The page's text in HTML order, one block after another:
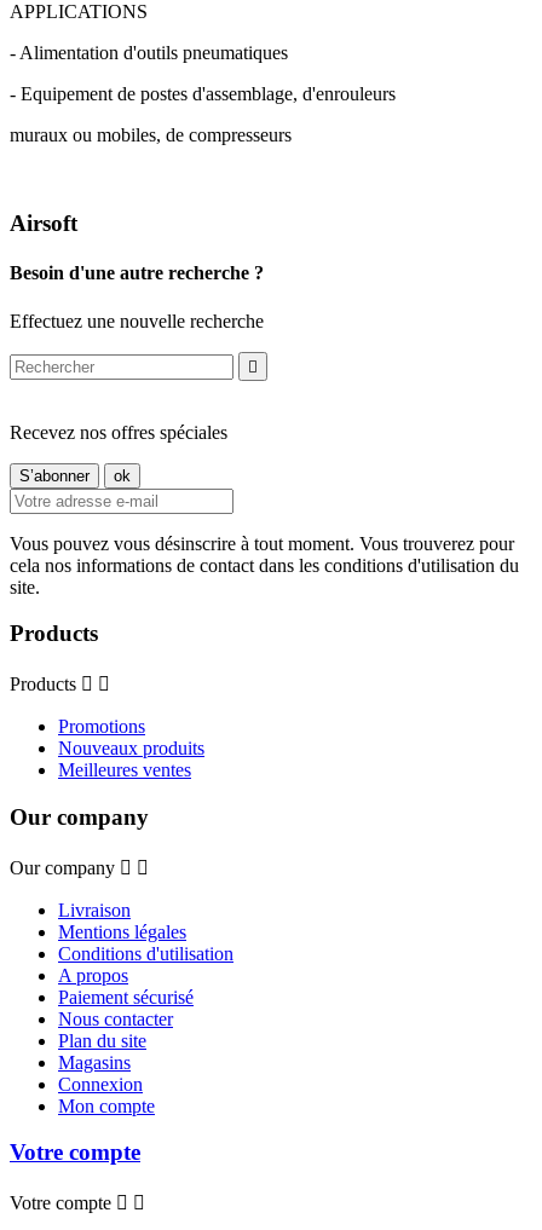
APPLICATIONS
- Alimentation d'outils pneumatiques
- Equipement de postes d'assemblage, d'enrouleurs
muraux ou mobiles, de compresseurs
Airsoft
Besoin d'une autre recherche ?
Effectuez une nouvelle recherche

Recevez nos offres spéciales
Vous pouvez vous désinscrire à tout moment. Vous trouverez pour
cela nos informations de contact dans les conditions d'utilisation du
site.
Products
Products  
Promotions
Nouveaux produits
Meilleures ventes
Our company
Our company  
Livraison
Mentions légales
Conditions d'utilisation
A propos
Paiement sécurisé
Nous contacter
Plan du site
Magasins
Connexion
Mon compte
Votre compte
Votre compte  